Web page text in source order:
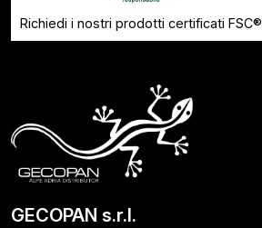
Richiedi i nostri prodotti certificati FSC®
GECOPAN s.r.l.